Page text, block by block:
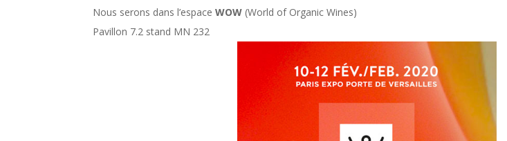
Nous serons dans l’espaceWOW (World of Organic Wines)
Pavillon 7.2 stand MN 232